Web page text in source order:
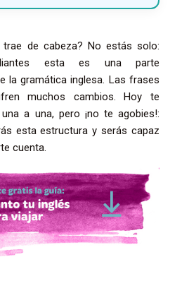
de cabeza? No estás solo:
esta es una parte
la gramática inglesa. Las frases
muchos cambios. Hoy te
a una, pero ¡no te agobies!:
esta estructura y serás capaz
cuenta.